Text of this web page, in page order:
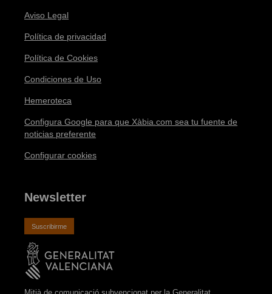
Aviso Legal
Política de privacidad
Política de Cookies
Condiciones de Uso
Hemeroteca
Configura Google para que Xàbia.com sea tu fuente de
noticias preferente
Configurar cookies
Newsletter
Suscribirme